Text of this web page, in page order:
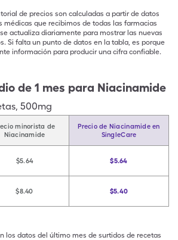
de precios son calculadas a partir de datos
médicas que recibimos de todas las farmacias
actualiza diariamente para mostrar las nuevas
Si falta un punto de datos en la tabla, es porque
información para producir una cifra confiable.
de 1 mes para Niacinamide
, 500mg
minorista de
Niacinamide
Precio de Niacinamide en
SingleCare
$5.64 $5.64
$8.40 $5.40
los datos del último mes de surtidos de recetas